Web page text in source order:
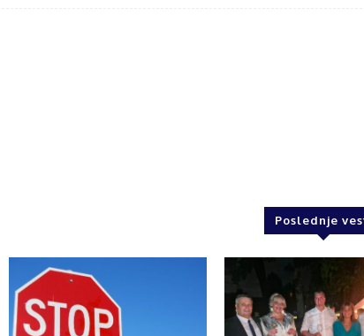
Poslednje